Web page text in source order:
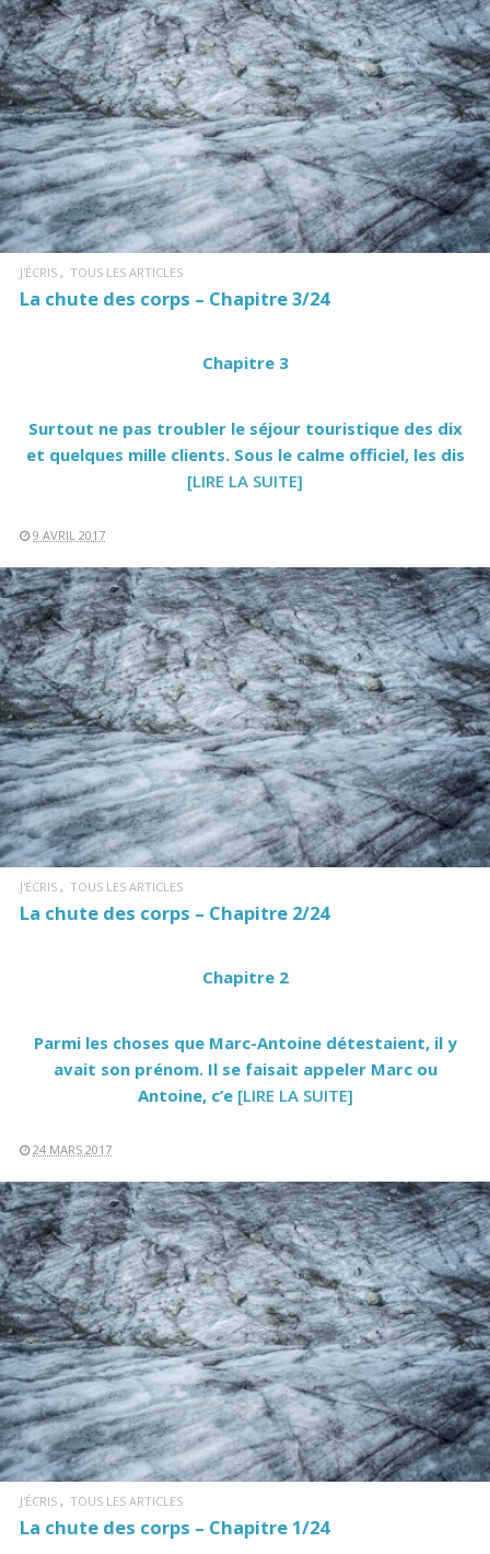
LIRE LA SUITE
J'ÉCRIS TOUS LES ARTICLES
La chute des corps – Chapitre 3/24
Chapitre 3
Surtout ne pas troubler le séjour touristique des dix
et quelques mille clients. Sous le calme officiel, les dis
[LIRE LA SUITE]
9 AVRIL 2017
LIRE LA SUITE
J'ÉCRIS TOUS LES ARTICLES
La chute des corps – Chapitre 2/24
Chapitre 2
Parmi les choses que Marc-Antoine détestaient, il y
avait son prénom. Il se faisait appeler Marc ou
Antoine, c’e [LIRE LA SUITE]
24 MARS 2017
LIRE LA SUITE
J'ÉCRIS TOUS LES ARTICLES
La chute des corps – Chapitre 1/24